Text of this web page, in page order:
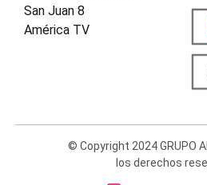
San Juan 8
América TV
© Copyright 2024 GRUPO
los derechos